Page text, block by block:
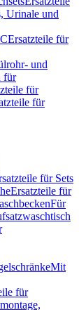
Urinale und
Ersatzteile für
und
für
für
für
für Sets
Ersatzteile für
Für
Mit
für